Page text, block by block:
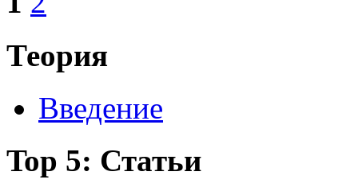
Теория
Введение
Top 5: Статьи